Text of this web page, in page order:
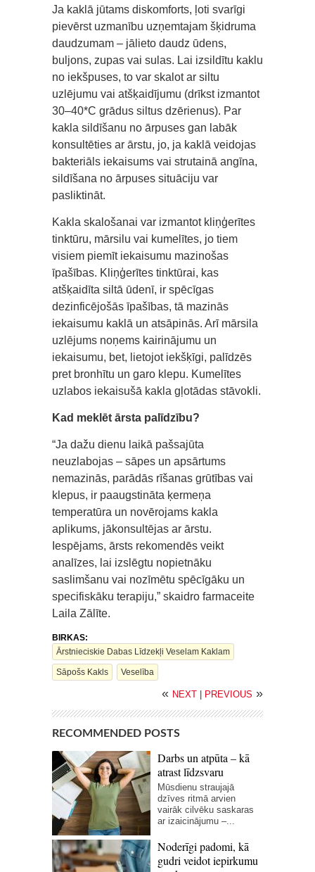
Ja kaklā jūtams diskomforts, ļoti svarīgi
pievērst uzmanību uzņemtajam šķidruma
daudzumam – jālieto daudz ūdens,
buljons, zupas vai sulas. Lai izsildītu kaklu
no iekšpuses, to var skalot ar siltu
uzlējumu vai atšķaidījumu (drīkst izmantot
30–40*C grādus siltus dzērienus). Par
kakla sildīšanu no ārpuses gan labāk
konsultēties ar ārstu, jo, ja kaklā veidojas
bakteriāls iekaisums vai strutainā angīna,
sildīšana no ārpuses situāciju var
pasliktināt.
Kakla skalošanai var izmantot kliņģerītes
tinktūru, mārsilu vai kumelītes, jo tiem
visiem piemīt iekaisumu mazinošas
īpašības. Kliņģerītes tinktūrai, kas
atšķaidīta siltā ūdenī, ir spēcīgas
dezinficējošās īpašības, tā mazinās
iekaisumu kaklā un atsāpinās. Arī mārsila
uzlējums noņems kairinājumu un
iekaisumu, bet, lietojot iekšķīgi, palīdzēs
pret bronhītu un garo klepu. Kumelītes
uzlabos iekaisušā kakla gļotādas stāvokli.
Kad meklēt ārsta palīdzību?
“Ja dažu dienu laikā pašsajūta
neuzlabojas – sāpes un apsārtums
nemazinās, parādās rīšanas grūtības vai
klepus, ir paaugstināta ķermeņa
temperatūra un novērojams kakla
aplikums, jākonsultējas ar ārstu.
Iespējams, ārsts rekomendēs veikt
analīzes, lai izslēgtu nopietnāku
saslimšanu vai nozīmētu spēcīgāku un
specifiskāku terapiju,” skaidro farmaceite
Laila Zālīte.
BIRKAS:
Ārstnieciskie Dabas Līdzekļi Veselam Kaklam
Sāpošs Kakls Veselība
« NEXT PREVIOUS »
RECOMMENDED POSTS
Darbs un atpūta – kā
atrast līdzsvaru
Mūsdienu straujajā
dzīves ritmā arvien
vairāk cilvēku saskaras
ar izaicinājumu –...
Noderīgi padomi, kā
gudri veidot iepirkumu